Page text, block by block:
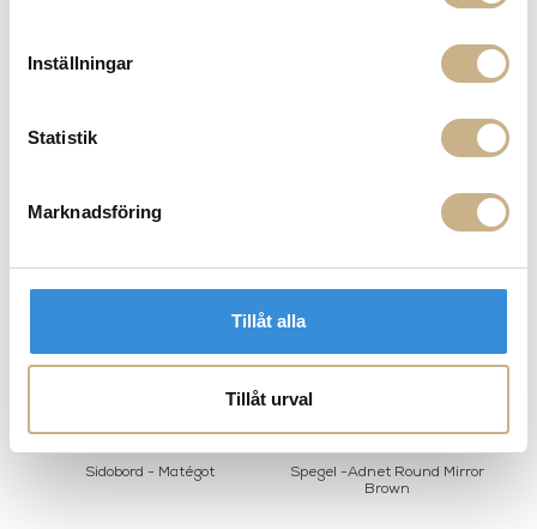
Inställningar
Statistik
Marknadsföring
Tillåt alla
Tillåt urval
Sidobord - Matégot
Spegel -Adnet Round Mirror
Brown